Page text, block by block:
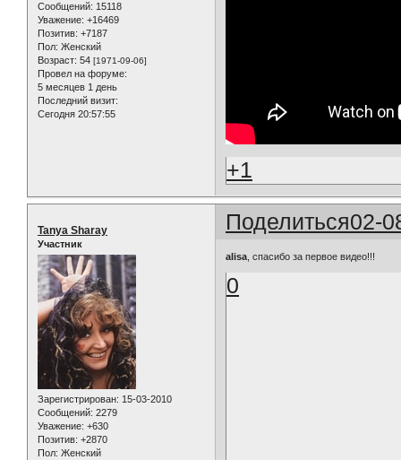
Сообщений: 15118
Уважение: +16469
Позитив: +7187
Пол: Женский
Возраст: 54 [1971-09-06]
Провел на форуме:
5 месяцев 1 день
Последний визит:
Сегодня 20:57:55
+1
Поделиться02-
Tanya Sharay
Участник
Зарегистрирован: 15-03-2010
Сообщений: 2279
Уважение: +630
Позитив: +2870
Пол: Женский
alisa , спасибо за первое видео!!!
0